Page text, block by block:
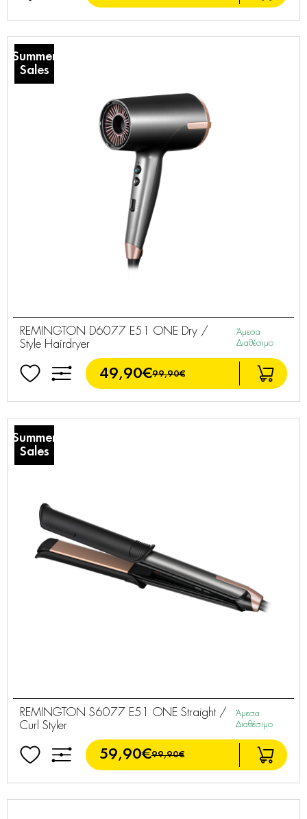
Summer
Sales
REMINGTON D6077 E51 ONE Dry /
Style Hairdryer
Άμεσα
Διαθέσιμο
49,90€99,90€
Summer
Sales
REMINGTON S6077 E51 ONE Straight /
Curl Styler
Άμεσα
Διαθέσιμο
59,90€99,90€